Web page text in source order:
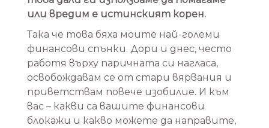
или вредим е истинският корен.
Така че това бяха моите най-големи
финансови спънки. Дори и днес, често
работя върху паричната си нагласа,
освобождавам се от стари вярвания и
приветствам повече изобилие. И към
вас – какви са вашите финансови
блокажи и какво можете да направите,